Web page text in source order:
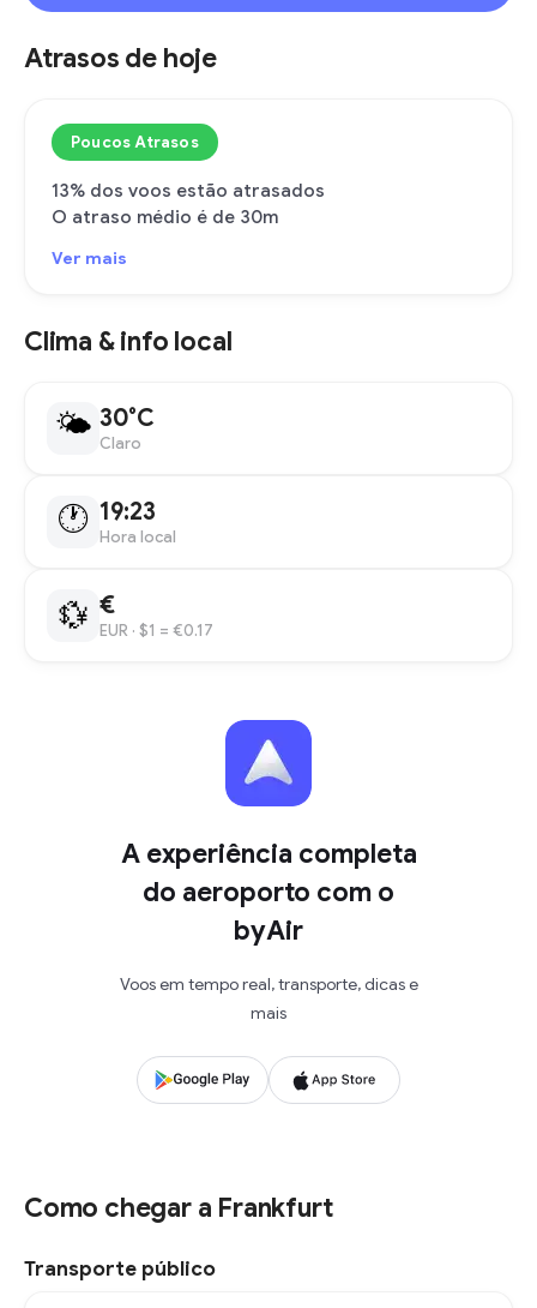
Atrasos de hoje
Poucos Atrasos
13% dos voos estão atrasados
O atraso médio é de 30m
Ver mais
Clima & info local
🌤 30°C
Claro
🕐 19:23
Hora local
💱 €
EUR · $1 = €0.17
A experiência completa
do aeroporto com o
byAir
Voos em tempo real, transporte, dicas e
mais
Como chegar a Frankfurt
Transporte público